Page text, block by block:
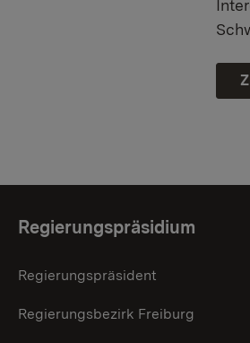
Regierungspräsidium
Regierungspräsident
Regierungsbezirk Freiburg